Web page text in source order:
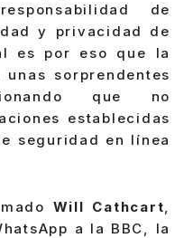
de
y privacidad de
es por eso que la
sorprendentes
que no
establecidas
seguridad en línea
Will Cathcart,
a la BBC, la